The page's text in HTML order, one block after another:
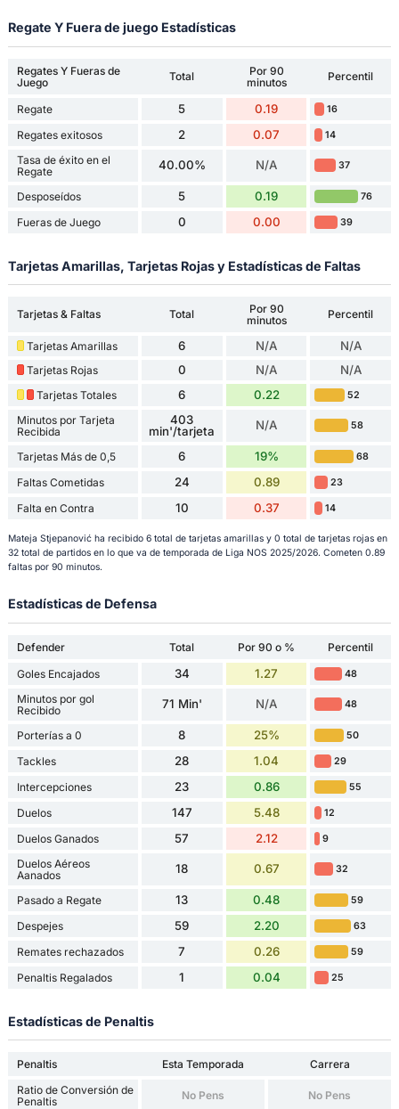
Regate Y Fuera de juego Estadísticas
Regates Y Fueras de
Juego
Total
Por 90
minutos
Percentil
Regate 5 0.19 16
Regates exitosos 2 0.07 14
Tasa de éxito en el
Regate
40.00% N/A 37
Desposeídos 5 0.19 76
Fueras de Juego 0 0.00 39
Tarjetas Amarillas, Tarjetas Rojas y Estadísticas de Faltas
Tarjetas & Faltas Total
Por 90
minutos
Percentil
Tarjetas Amarillas 6 N/A N/A
Tarjetas Rojas 0 N/A N/A
Tarjetas Totales 6 0.22 52
Minutos por Tarjeta
Recibida
403
min'/tarjeta
N/A 58
Tarjetas Más de 0,5 6 19% 68
Faltas Cometidas 24 0.89 23
Falta en Contra 10 0.37 14
Mateja Stjepanović ha recibido 6 total de tarjetas amarillas y 0 total de tarjetas rojas en
32 total de partidos en lo que va de temporada de Liga NOS 2025/2026. Cometen 0.89
faltas por 90 minutos.
Estadísticas de Defensa
Defender Total Por 90 o %
Percentil
Goles Encajados
34 1.27 48
Minutos por gol
Recibido
71 Min' N/A 48
Porterías a 0 8 25% 50
Tackles 28 1.04 29
Intercepciones 23 0.86 55
Duelos 147 5.48 12
Duelos Ganados 57 2.12 9
Duelos Aéreos
Aanados
18 0.67 32
Pasado a Regate 13 0.48 59
Despejes 59 2.20 63
Remates rechazados 7 0.26 59
Penaltis Regalados 1 0.04 25
Estadísticas de Penaltis
Penaltis Esta Temporada
Carrera
Ratio de Conversión de
Penaltis
No Pens No Pens